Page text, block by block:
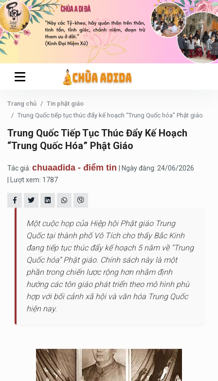
Trang chủ
Tin phật giáo
Trung Quốc tiếp tục thúc đẩy kế hoạch “Trung Quốc hóa” Phật giáo
Trung Quốc Tiếp Tục Thúc Đẩy Kế Hoạch
“Trung Quốc Hóa” Phật Giáo
Tác giả: chuaadida - điểm tin
| Ngày đăng: 24/06/2026
| Lượt xem: 1787
Một cuộc họp của Hiệp hội Phật giáo Trung
Quốc tại thành phố Vô Tích cho thấy Bắc Kinh
đang tiếp tục thúc đẩy kế hoạch 5 năm về “Trung
Quốc hóa” Phật giáo. Chính sách này là một
phần trong chiến lược rộng hơn nhằm định
hướng các tôn giáo phát triển theo mô hình phù
hợp với bối cảnh xã hội và văn hóa Trung Quốc
hiện nay.